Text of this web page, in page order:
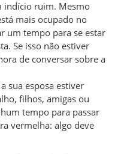
indício ruim. Mesmo
mais ocupado no
um tempo para se estar
Se isso não estiver
de conversar sobre a
a sua esposa estiver
filhos, amigas ou
tempo para passar
vermelha: algo deve